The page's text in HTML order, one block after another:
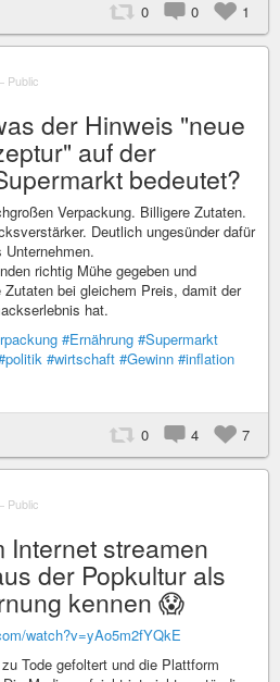
0 0 1
Public
der Hinweis "neue
auf der
bedeutet?
Verpackung. Billigere Zutaten.
Deutlich ungesünder dafür
richtig Mühe gegeben und
bei gleichem Preis, damit der
hat.
#Ernährung #Supermarkt
#wirtschaft #Gewinn #inflation
0 4 7
Public
Internet streamen
der Popkultur als
kennen 😱
watch?v=yAo5m2fYQkE
Tode gefoltert und die Plattform